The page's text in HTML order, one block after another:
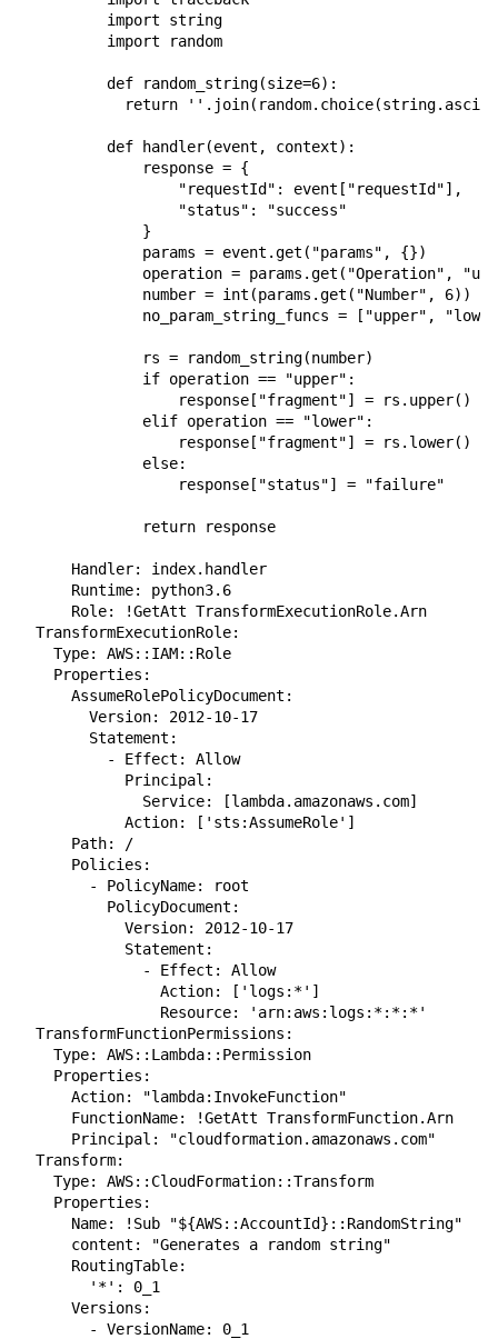
          import string
          import random
          def random_string(size=6):
return
          def handler(event, context):
              response = {
                  "requestId": event["requestId"],
                  "status": "success"
              }
              params = event.get("params", {})
operation = params.get("Operation",
              number = int(params.get("Number", 6))
no_param_string_funcs = ["upper",
              rs = random_string(number)
              if operation == "upper":
                  response["fragment"] = rs.upper()
              elif operation == "lower":
                  response["fragment"] = rs.lower()
              else:
                  response["status"] = "failure"
              return response
      Handler: index.handler
      Runtime: python3.6
      Role: !GetAtt TransformExecutionRole.Arn
  TransformExecutionRole:
    Type: AWS::IAM::Role
    Properties:
      AssumeRolePolicyDocument:
        Version: 2012-10-17
        Statement:
          - Effect: Allow
            Principal:
              Service: [lambda.amazonaws.com]
            Action: ['sts:AssumeRole']
      Path: /
      Policies:
        - PolicyName: root
          PolicyDocument:
            Version: 2012-10-17
            Statement:
              - Effect: Allow
                Action: ['logs:*']
                Resource: 'arn:aws:logs:*:*:*'
  TransformFunctionPermissions:
    Type: AWS::Lambda::Permission
    Properties:
      Action: "lambda:InvokeFunction"
      FunctionName: !GetAtt TransformFunction.Arn
      Principal: "cloudformation.amazonaws.com"
  Transform:
    Type: AWS::CloudFormation::Transform
    Properties:
      Name: !Sub "${AWS::AccountId}::RandomString"
      content: "Generates a random string"
      RoutingTable:
        '*': 0_1
      Versions:
        - VersionName: 0_1